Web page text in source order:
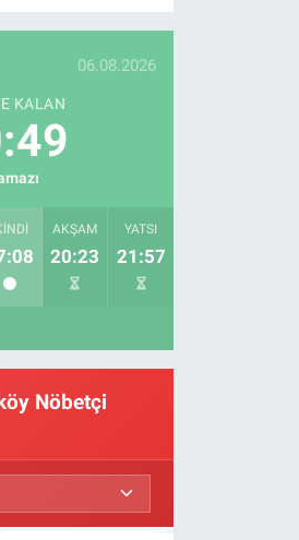
06.08.2026
KALAN
AKŞAM
20:23
YATSI
21:57
Nöbetçi